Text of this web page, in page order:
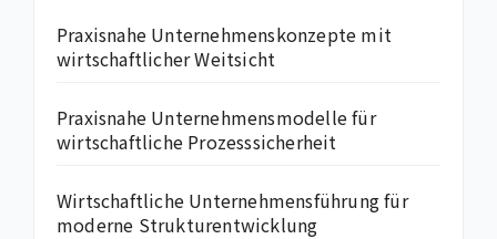
Praxisnahe Unternehmenskonzepte mit
wirtschaftlicher Weitsicht
Praxisnahe Unternehmensmodelle für
wirtschaftliche Prozesssicherheit
Wirtschaftliche Unternehmensführung für
moderne Strukturentwicklung